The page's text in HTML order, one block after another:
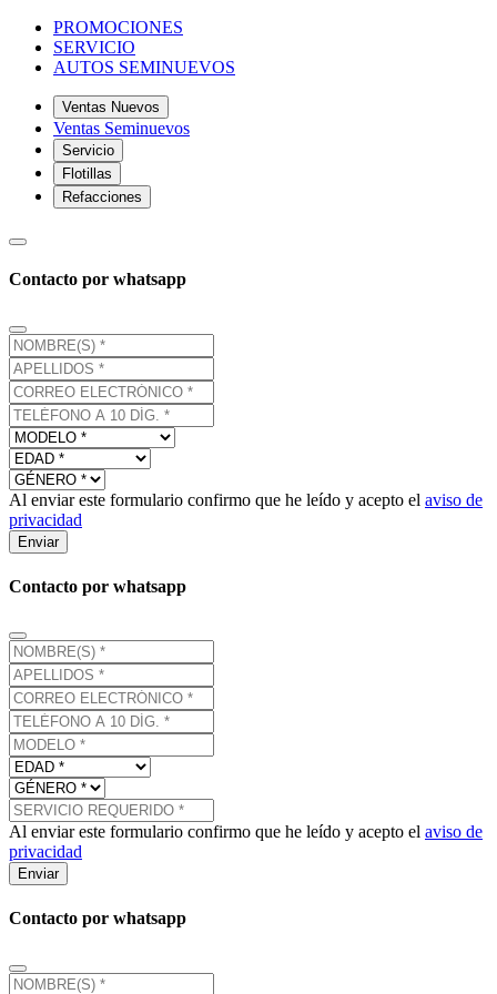
PROMOCIONES
SERVICIO
AUTOS SEMINUEVOS
Ventas Nuevos
Ventas Seminuevos
Servicio
Flotillas
Refacciones
Contacto por whatsapp
Al enviar este formulario confirmo que he leído y acepto el aviso de
privacidad
Enviar
Contacto por whatsapp
Al enviar este formulario confirmo que he leído y acepto el aviso de
privacidad
Enviar
Contacto por whatsapp